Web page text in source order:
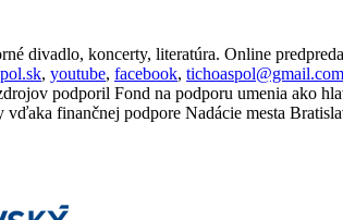
divadlo, koncerty, literatúra. Online
, youtube, facebook, tichoaspol@gmail.com
podporil Fond na podporu umenia ako
finančnej podpore Nadácie mesta